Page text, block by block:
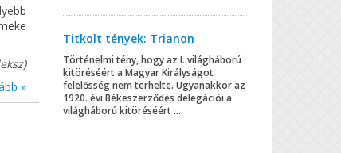
»
Titkolt tények: Trianon
Történelmi tény, hogy az I. világháború
kitöréséért a Magyar Királyságot
felelősség nem terhelte. Ugyanakkor az
1920. évi Békeszerződés delegációi a
világháború kitöréséért ...